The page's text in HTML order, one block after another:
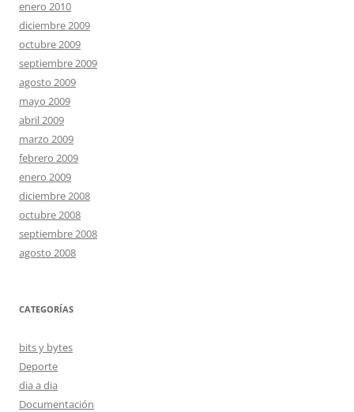
enero 2010
diciembre 2009
octubre 2009
septiembre 2009
agosto 2009
mayo 2009
abril 2009
marzo 2009
febrero 2009
enero 2009
diciembre 2008
octubre 2008
septiembre 2008
agosto 2008
CATEGORÍAS
bits y bytes
Deporte
dia a dia
Documentación